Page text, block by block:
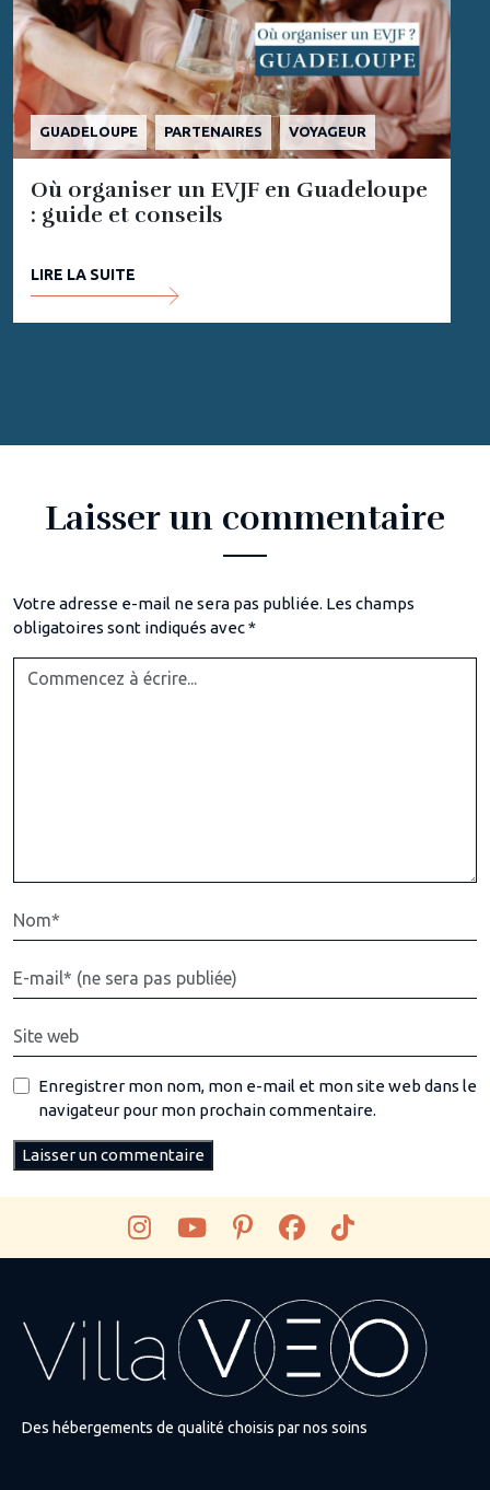
GUADELOUPE PARTENAIRES VOYAGEUR
Où organiser un EVJF en Guadeloupe
: guide et conseils
LIRE LA SUITE
Laisser un commentaire
Votre adresse e-mail ne sera pas publiée. Les champs
obligatoires sont indiqués avec*
Enregistrer mon nom, mon e-mail et mon site web dans le
navigateur pour mon prochain commentaire.
Des hébergements de qualité choisis par nos soins